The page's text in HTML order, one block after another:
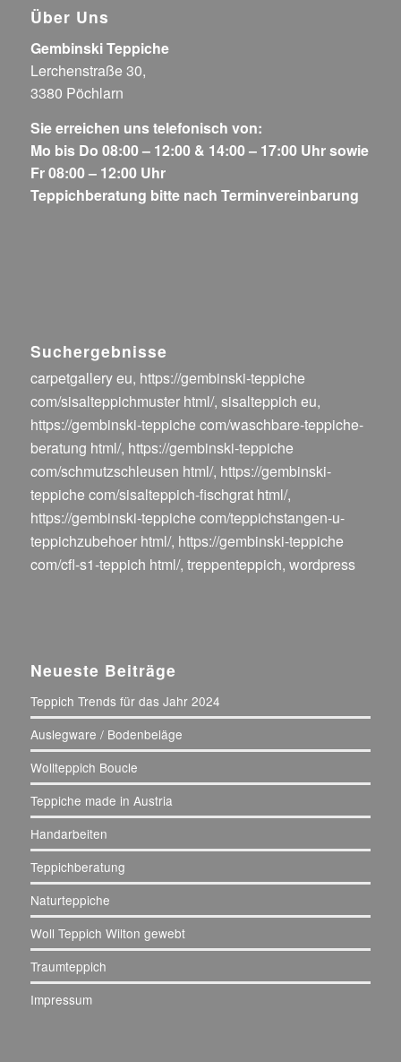
Über Uns
Gembinski Teppiche
Lerchenstraße 30,
3380 Pöchlarn
Sie erreichen uns telefonisch von:
Mo bis Do 08:00 – 12:00 & 14:00 – 17:00 Uhr sowie
Fr 08:00 – 12:00 Uhr
Teppichberatung bitte nach Terminvereinbarung
Suchergebnisse
carpetgallery eu, https://gembinski-teppiche
com/sisalteppichmuster html/, sisalteppich eu,
https://gembinski-teppiche com/waschbare-teppiche-
beratung html/, https://gembinski-teppiche
com/schmutzschleusen html/, https://gembinski-
teppiche com/sisalteppich-fischgrat html/,
https://gembinski-teppiche com/teppichstangen-u-
teppichzubehoer html/, https://gembinski-teppiche
com/cfl-s1-teppich html/, treppenteppich, wordpress
Neueste Beiträge
Teppich Trends für das Jahr 2024
Auslegware / Bodenbeläge
Wollteppich Boucle
Teppiche made in Austria
Handarbeiten
Teppichberatung
Naturteppiche
Woll Teppich Wilton gewebt
Traumteppich
Impressum